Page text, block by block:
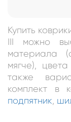
Купить
III можно
материала
мягче),
также
комплект в
подпятник